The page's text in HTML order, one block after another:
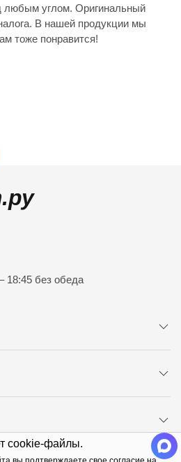
cookie-файлы.
любым углом. Оригинальный
В нашей продукции мы
тоже понравится!
18:45 без обеда